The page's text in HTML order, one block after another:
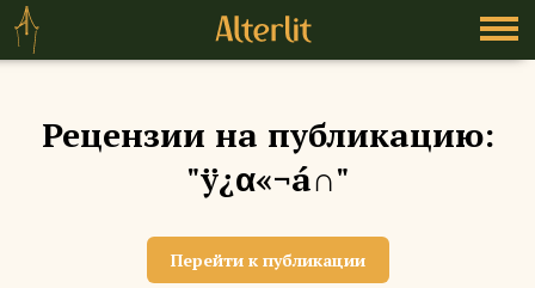
Рецензии на публикацию:
"ÿ¿α«¬á∩"
Перейти к публикации